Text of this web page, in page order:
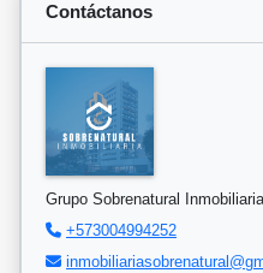
Contáctanos
Grupo Sobrenatural Inmobiliaria
+573004994252